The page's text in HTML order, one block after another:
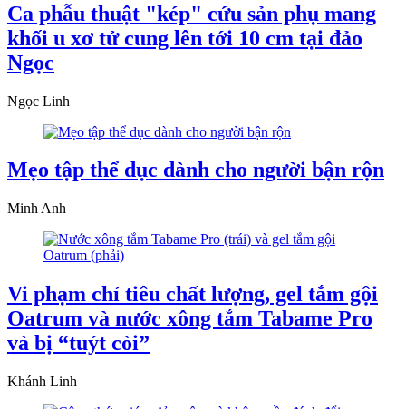
Ca phẫu thuật "kép" cứu sản phụ mang
khối u xơ tử cung lên tới 10 cm tại đảo
Ngọc
Ngọc Linh
Mẹo tập thể dục dành cho người bận rộn
Minh Anh
Vi phạm chỉ tiêu chất lượng, gel tắm gội
Oatrum và nước xông tắm Tabame Pro
và bị “tuýt còi”
Khánh Linh